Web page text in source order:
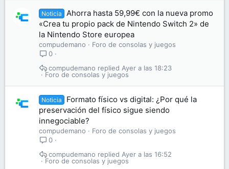
Noticia
Ahorra hasta 59,99€ con la nueva promo
«Crea tu propio pack de Nintendo Switch 2» de
la Nintendo Store europea
compudemano
Foro de consolas y juegos
0
Foro de consolas y juegos
Ayer a las 18:23
compudemano
Noticia
Formato físico vs digital: ¿Por qué la
preservación del físico sigue siendo
innegociable?
compudemano
Foro de consolas y juegos
0
Foro de consolas y juegos
Ayer a las 16:52
compudemano